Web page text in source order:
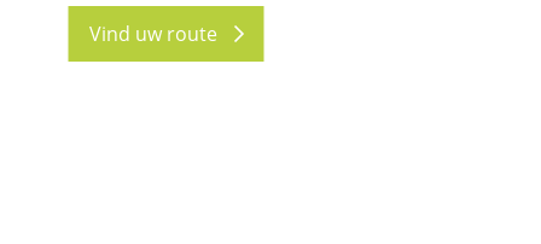
Vind uw route